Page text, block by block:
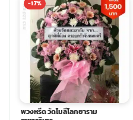
-17%
พวงหรีด วัดโมลีโลกยาราม